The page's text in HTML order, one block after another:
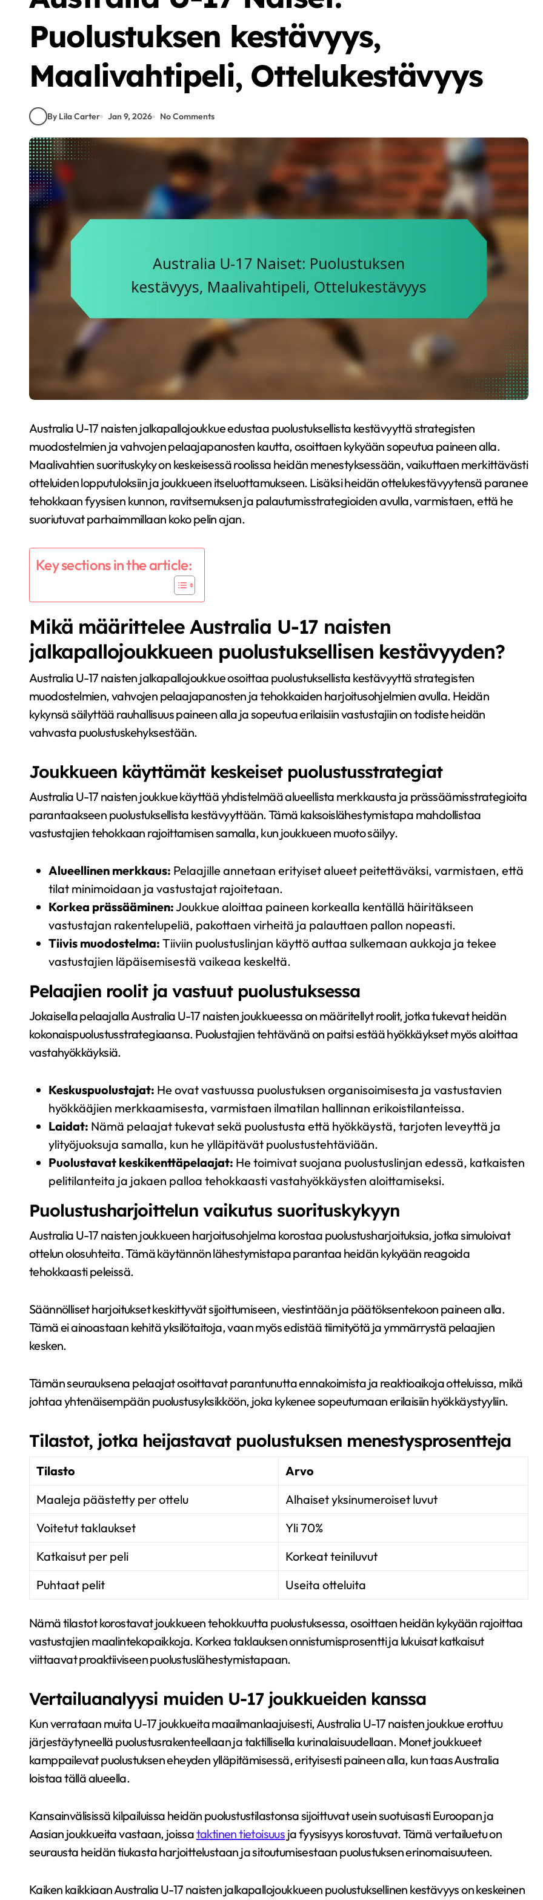
Puolustuksen kestävyys,
Maalivahtipeli, Ottelukestävyys
By Lila Carter Jan 9, 2026 No Comments
Australia U-17 naisten jalkapallojoukkue edustaa puolustuksellista kestävyyttä strategisten
muodostelmien ja vahvojen pelaajapanosten kautta, osoittaen kykyään sopeutua paineen alla.
Maalivahtien suorituskyky on keskeisessä roolissa heidän menestyksessään, vaikuttaen merkittävästi
otteluiden lopputuloksiin ja joukkueen itseluottamukseen. Lisäksi heidän ottelukestävyytensä paranee
tehokkaan fyysisen kunnon, ravitsemuksen ja palautumisstrategioiden avulla, varmistaen, että he
suoriutuvat parhaimmillaan koko pelin ajan.
Key sections in the article:
Mikä määrittelee Australia U-17 naisten
jalkapallojoukkueen puolustuksellisen kestävyyden?
Australia U-17 naisten jalkapallojoukkue osoittaa puolustuksellista kestävyyttä strategisten
muodostelmien, vahvojen pelaajapanosten ja tehokkaiden harjoitusohjelmien avulla. Heidän
kykynsä säilyttää rauhallisuus paineen alla ja sopeutua erilaisiin vastustajiin on todiste heidän
vahvasta puolustuskehyksestään.
Joukkueen käyttämät keskeiset puolustusstrategiat
Australia U-17 naisten joukkue käyttää yhdistelmää alueellista merkkausta ja prässäämisstrategioita
parantaakseen puolustuksellista kestävyyttään. Tämä kaksoislähestymistapa mahdollistaa
vastustajien tehokkaan rajoittamisen samalla, kun joukkueen muoto säilyy.
Alueellinen merkkaus: Pelaajille annetaan erityiset alueet peitettäväksi, varmistaen, että
tilat minimoidaan ja vastustajat rajoitetaan.
Korkea prässääminen:Joukkue aloittaa paineen korkealla kentällä häiritäkseen
vastustajan rakentelupeliä, pakottaen virheitä ja palauttaen pallon nopeasti.
Tiivis muodostelma: Tiiviin puolustuslinjan käyttö auttaa sulkemaan aukkoja ja tekee
vastustajien läpäisemisestä vaikeaa keskeltä.
Pelaajien roolit ja vastuut puolustuksessa
Jokaisella pelaajalla Australia U-17 naisten joukkueessa on määritellyt roolit, jotka tukevat heidän
kokonaispuolustusstrategiaansa. Puolustajien tehtävänä on paitsi estää hyökkäykset myös aloittaa
vastahyökkäyksiä.
Keskuspuolustajat: He ovat vastuussa puolustuksen organisoimisesta ja vastustavien
hyökkääjien merkkaamisesta, varmistaen ilmatilan hallinnan erikoistilanteissa.
Laidat: Nämä pelaajat tukevat sekä puolustusta että hyökkäystä, tarjoten leveyttä ja
ylityöjuoksuja samalla, kun he ylläpitävät puolustustehtäviään.
Puolustavat keskikenttäpelaajat: He toimivat suojana puolustuslinjan edessä, katkaisten
pelitilanteita ja jakaen palloa tehokkaasti vastahyökkäysten aloittamiseksi.
Puolustusharjoittelun vaikutus suorituskykyyn
Australia U-17 naisten joukkueen harjoitusohjelma korostaa puolustusharjoituksia, jotka simuloivat
ottelun olosuhteita. Tämä käytännön lähestymistapa parantaa heidän kykyään reagoida
tehokkaasti peleissä.
Säännölliset harjoitukset keskittyvät sijoittumiseen, viestintään ja päätöksentekoon paineen alla.
Tämä ei ainoastaan kehitä yksilötaitoja, vaan myös edistää tiimityötä ja ymmärrystä pelaajien
kesken.
Tämän seurauksena pelaajat osoittavat parantunutta ennakoimista ja reaktioaikoja otteluissa, mikä
johtaa yhtenäisempään puolustusyksikköön, joka kykenee sopeutumaan erilaisiin hyökkäystyyliin.
Tilastot, jotka heijastavat puolustuksen menestysprosentteja
Tilasto
Arvo
Maaleja päästetty per ottelu
Alhaiset yksinumeroiset luvut
Voitetut taklaukset
Yli 70%
Katkaisut per peli
Korkeat teiniluvut
Puhtaat pelit
Useita otteluita
Nämä tilastot korostavat joukkueen tehokkuutta puolustuksessa, osoittaen heidän kykyään rajoittaa
vastustajien maalintekopaikkoja. Korkea taklauksen onnistumisprosentti ja lukuisat katkaisut
viittaavat proaktiiviseen puolustuslähestymistapaan.
Vertailuanalyysi muiden U-17 joukkueiden kanssa
Kun verrataan muita U-17 joukkueita maailmanlaajuisesti, Australia U-17 naisten joukkue erottuu
järjestäytyneellä puolustusrakenteellaan ja taktillisella kurinalaisuudellaan. Monet joukkueet
kamppailevat puolustuksen eheyden ylläpitämisessä, erityisesti paineen alla, kun taas Australia
loistaa tällä alueella.
Kansainvälisissä kilpailuissa heidän puolustustilastonsa sijoittuvat usein suotuisasti Euroopan ja
Aasian joukkueita vastaan, joissataktinen tietoisuus ja fyysisyys korostuvat. Tämä vertailuetu on
seurausta heidän tiukasta harjoittelustaan ja sitoutumisestaan puolustuksen erinomaisuuteen.
Kaiken kaikkiaan Australia U-17 naisten jalkapallojoukkueen puolustuksellinen kestävyys on keskeinen